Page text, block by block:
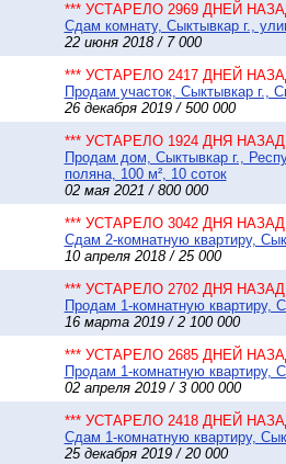
*** УСТАРЕЛО 2969 ДНЕЙ
Сдам комнату, Сыктывкар г.,
22 июня 2018 / 7 000
*** УСТАРЕЛО 2417 ДНЕЙ
Продам участок, Сыктывкар г.,
26 декабря 2019 / 500 000
*** УСТАРЕЛО 1924 ДНЯ НАЗАД
Продам дом, Сыктывкар г.,
поляна, 100 м², 10 соток
02 мая 2021 / 800 000
*** УСТАРЕЛО 3042 ДНЯ НАЗАД
Сдам 2-комнатную квартиру,
10 апреля 2018 / 25 000
*** УСТАРЕЛО 2702 ДНЯ НАЗАД
Продам 1-комнатную квартиру,
16 марта 2019 / 2 100 000
*** УСТАРЕЛО 2685 ДНЕЙ
Продам 1-комнатную квартиру,
02 апреля 2019 / 3 000 000
*** УСТАРЕЛО 2418 ДНЕЙ
Сдам 1-комнатную квартиру,
25 декабря 2019 / 20 000